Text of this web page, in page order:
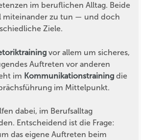
im beruflichen Alltag. Beide
miteinander zu tun — und doch
Ziele.
vor allem um sicheres,
Auftreten vor anderen
im Kommunikationstraining die
im Mittelpunkt.
dabei, im Berufsalltag
Entscheidend ist die Frage:
das eigene Auftreten beim